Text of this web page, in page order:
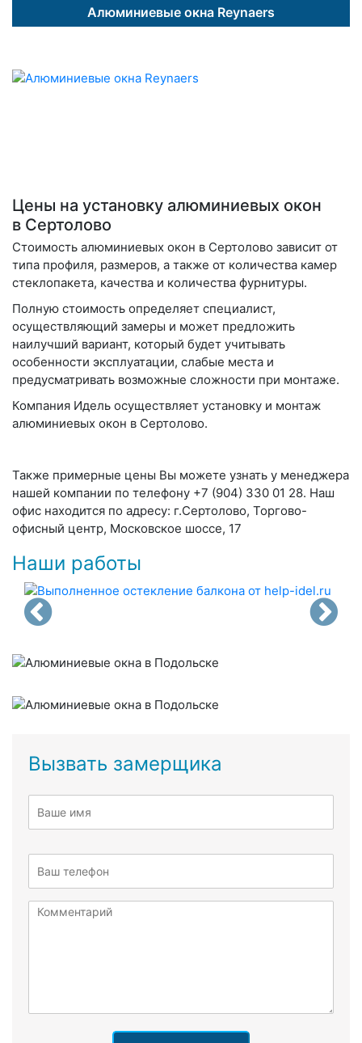
Алюминиевые окна Reynaers
Цены на установку алюминиевых окон
в Сертолово
Стоимость алюминиевых окон в Сертолово зависит от
типа профиля, размеров, а также от количества камер
стеклопакета, качества и количества фурнитуры.
Полную стоимость определяет специалист,
осуществляющий замеры и может предложить
наилучший вариант, который будет учитывать
особенности эксплуатации, слабые места и
предусматривать возможные сложности при монтаже.
Компания Идель осуществляет установку и монтаж
алюминиевых окон в Сертолово.
Также примерные цены Вы можете узнать у менеджера
нашей компании по телефону +7 (904) 330 01 28. Наш
офис находится по адресу: г.Сертолово, Торгово-
офисный центр, Московское шоссе, 17
Наши работы
Вызвать замерщика